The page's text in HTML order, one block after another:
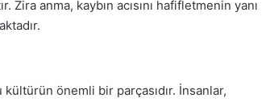
anma, kaybın acısını hafifletmenin yanı
kültürün önemli bir parçasıdır. İnsanlar,